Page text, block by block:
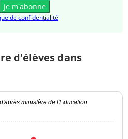
Je m'abonne
de confidentialité
d'élèves dans
ministère de l'Education